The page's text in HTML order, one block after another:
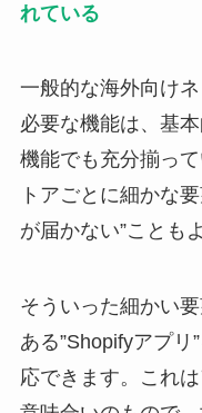
れている
一般的な海外向け
必要な機能は、基
機能でも充分揃っ
トアごとに細かな
が届かない”ことも
そういった細かい
ある”Shopifyアプ
応できます。これ